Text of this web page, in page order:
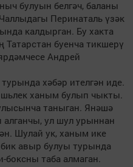
булуын белгәч, баланы
Перинаталь үзәк
калдырган. Бу хакта
буенча тикшерү
Андрей
хәбәр ителгән иде.
ханым булып чыкты.
таныган. Янәшә
ул шул урыннан
Шулай ук, ханым ике
авыр булуы турында
боксны таба алмаган.